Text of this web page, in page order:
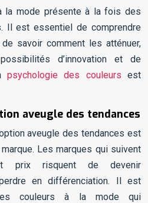
la mode présente à la fois des
Il est essentiel de comprendre
savoir comment les atténuer,
d’innovation et de
psychologie des couleurs est
aveugle des tendances
aveugle des tendances est
Les marques qui suivent
prix risquent de devenir
en différenciation. Il est
couleurs à la mode qui